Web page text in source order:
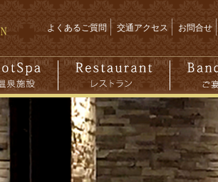
よくあるご質問 交通アクセス お問合せ